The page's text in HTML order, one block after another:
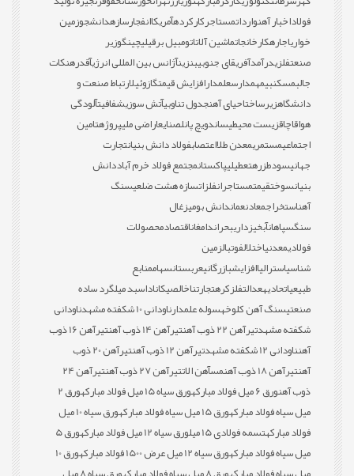
فولاداخبار آهنوارداتمستاجرکارکردهآمریکاانفجارسازهدانشجوزمین
خواریاجارهکارخانجاتماشین آلاتاتومبیل برقیلیچینگوزیر
صنعتفلزیدرآمدآفریقای جنوبیبنزینآژانس بین المللی انرژیآقدرهنکات
جالبمسکنبیمهمدارسعلمدارافزایش قیمتگازوئیلارتباط صنعت و
دانشگاهزیرساختاحیای آهنجدول تناوبیآتش سوزیشفافیتآلودگی
هواقاچاقزیست محیطیساندویچ پانلصنایعاراضی ملیپروژهتامین
اجتماعیمستمریمعدن طلااعتصابفولاد دانش بنیانتجارت
جهانیسودطزرهتعطیلیپاکستانمجتمع فولاد خرم آباددانش
بنیانسوختقیمتمستاجرانفلزاتسازه هشت ضلعیسنگ
آهناستخراجمعادنعماندانش بومیزغال
سنگسپاهانآبخیزداریبحراندامغاناقتصادمحصولات
فولادیمعدنیاختلالفوتبالزمین
شناسیاسترالیاافزایشبازرگانیعربستانسهاممنابع
طبیعیاتحادیهعدالتفلزکرهتجارتناخالصیکاناداسبد میلگرد ساده
صنعتیسنگ آهن کلوخهسوله علمدارناودانی 10 شکفته مشهد
ناودانی
شکفته مشهدتیرآهن 22 ذوب آهن تیرآهن 14 ذوب آهن
تیرآهن 16 ذوب
آهنناودانی 12 شکفته مشهد تیرآهن 12 ذوب آهن
تیرآهن 20 ذوب
آهنتیرآهن 18 ذوب آهن مسآهن الاتتیرآهن 27 ذوب آهن
تیرآهن 24
ذوب آهنورق 6 میل فولاد مبارکه ورق سیاه 15 میل فولاد مبارکه
ورق 2
میل سیاه فولاد مبارکهورق 15 میل سیاه فولاد مبارکه
ورق سیاه 10 میل
فولاد مبارکهتسمه فولادی 15 میل ورق سیاه 12 میل فولاد مبارکه
ورق 5
میل سیاه فولاد مبارکهورق سیاه 12 میل عرض 1500 فولاد مبارکه
ورق 10